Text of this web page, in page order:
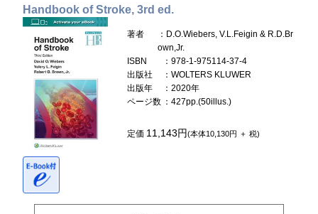
Handbook of Stroke, 3rd ed.
著者
：D.O.Wiebers, V.L.Feigin & R.D.Br
own,Jr.
ISBN
：978-1-975114-37-4
出版社
：WOLTERS KLUWER
出版年
：2020年
ページ数 ：427pp.(50illus.)
定価 11,143円(本体10,130円 ＋ 税)